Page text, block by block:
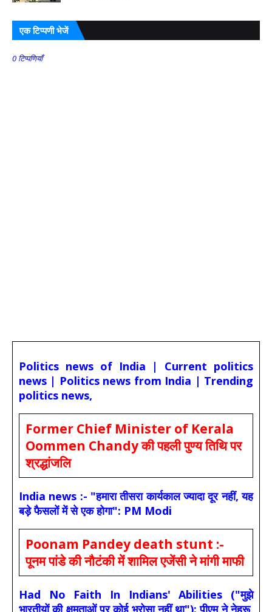
एक टिप्पणी भेजें
0 टिप्पणियाँ
Politics news of India | Current politics
news | Politics news from India | Trending
politics news,
Former Chief Minister of Kerala
Oommen Chandy की पहली पुण्य तिथि पर
श्रद्धांजलि
India news :- "हमारा तीसरा कार्यकाल ज्यादा दूर नहीं, यह
बड़े फैसलों में से एक होगा": PM Modi
Poonam Pandey death stunt :-
पूनम पांडे की नौटंकी में शामिल एजेंसी ने मांगी माफी
Had No Faith In Indians' Abilities ("मुझे
भारतीयों की क्षमताओं पर कोई भरोसा नहीं था"): पीएम ने नेहरू,